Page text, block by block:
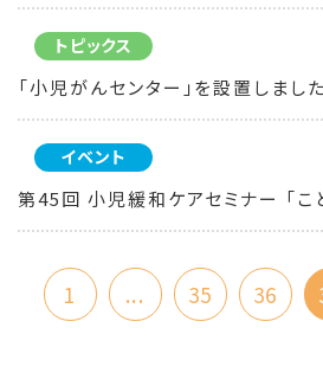
トピックス
「小児がんセンター」を設置しました
イベント
第45回 小児緩和ケアセミナー 「こ
1 ... 35 36